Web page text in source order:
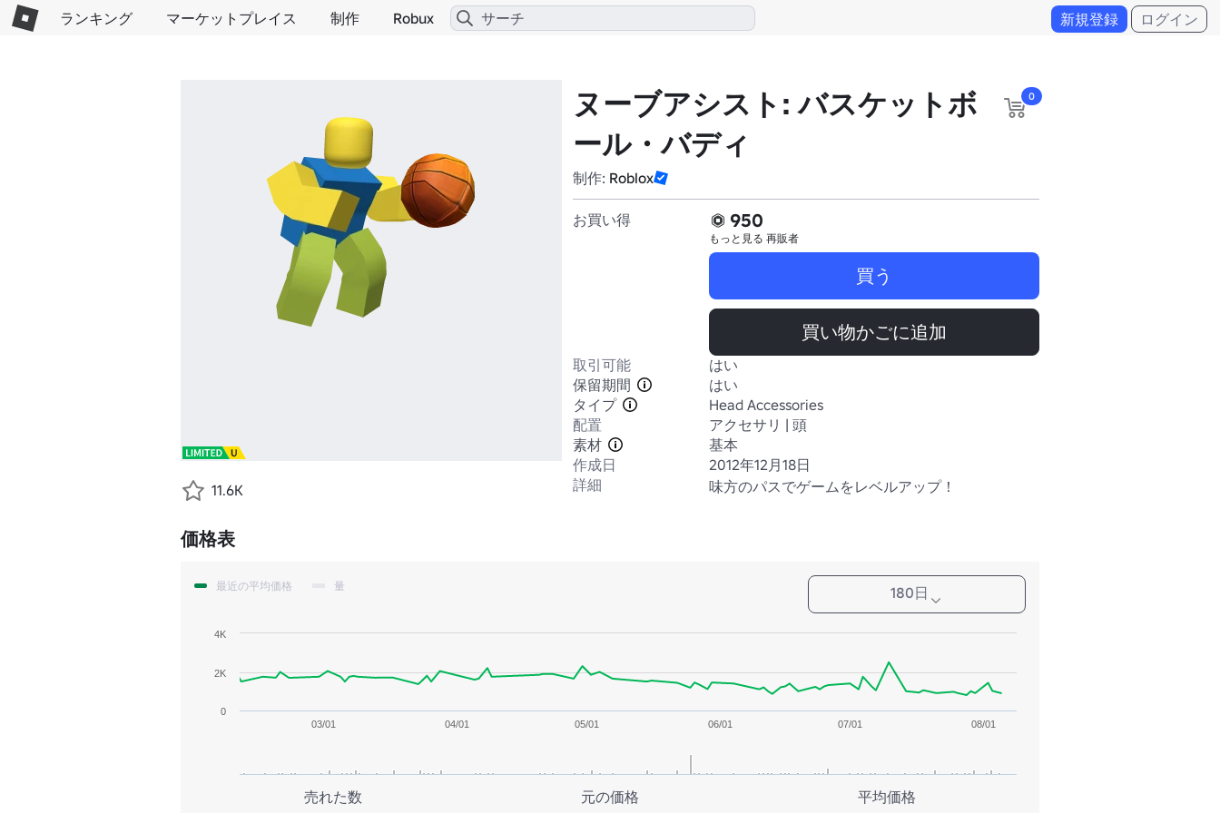
ランキング マーケットプレイス 制作 Robux 新規登録 ログイン
ヌーブアシスト: バスケットボ
ール・バディ
制作: Roblox
0
お買い得 950
もっと見る 再販者
買う
買い物かごに追加
取引可能
はい
保留期間
はい
タイプ
Head Accessories
配置
アクセサリ | 頭
素材
基本
作成日
2012年12月18日
詳細
味方のパスでゲームをレベルアップ！
11.6K
価格表
180日
最近の平均価格 量
03/01 04/01 05/01 06/01 07/01 08/01
0
2K
4K
売れた数 元の価格 平均価格